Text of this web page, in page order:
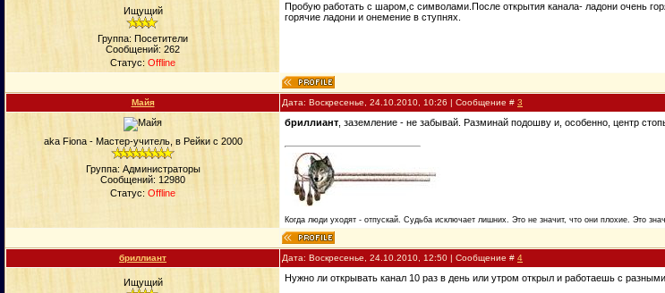
Ищущий
Группа: Посетители
Сообщений: 262
Статус: Offline
Пробую работать с шаром,с символами.После открытия канала- ладони очень
горячие ладони и онемение в ступнях.
Майя Дата: Воскресенье, 24.10.2010, 10:26 | Сообщение # 3
aka Fiona - Мастер-учитель, в Рейки с 2000
Группа: Администраторы
Сообщений: 12980
Статус: Offline
бриллиант , заземление - не забывай. Разминай подошву и, особенно, центр
Когда люди уходят - отпускай. Судьба исключает лишних. Это не значит, что они плохие. Это
бриллиант Дата: Воскресенье, 24.10.2010, 12:50 | Сообщение # 4
Ищущий Нужно ли открывать канал 10 раз в день или утром открыл и работаешь с